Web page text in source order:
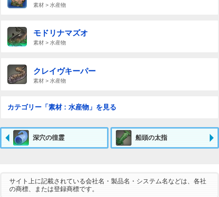
素材 > 水産物
モドリナマズオ
素材 > 水産物
クレイヴキーパー
素材 > 水産物
カテゴリー「素材 : 水産物」を見る
深穴の徨霊 船頭の太指
サイト上に記載されている会社名・製品名・システム名などは、各社
の商標、または登録商標です。